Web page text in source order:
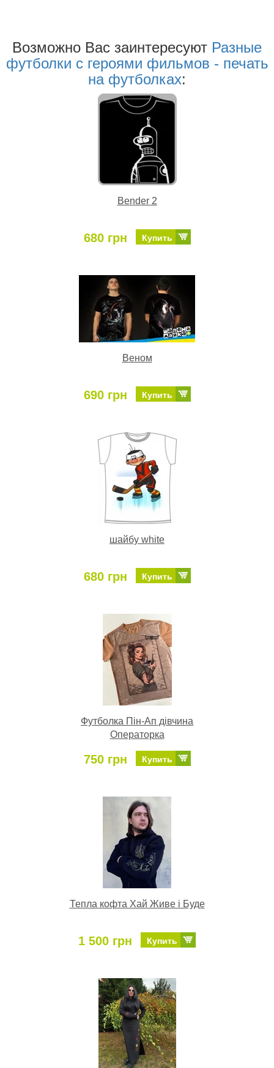
Возможно Ваc заинтересуют Разные
футболки с героями фильмов - печать
на футболках:
Bender 2
680 грн Купить
Веном
690 грн Купить
шайбу white
680 грн Купить
Футболка Пін-Ап дівчина
Операторка
750 грн Купить
Тепла кофта Хай Живе і Буде
1 500 грн Купить